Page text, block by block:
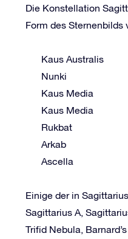
Die Konstellation
Form des
Kaus Australis
Nunki
Kaus Media
Kaus Media
Rukbat
Arkab
Ascella
Einige der in
Sagittarius A,
Trifid Nebula,